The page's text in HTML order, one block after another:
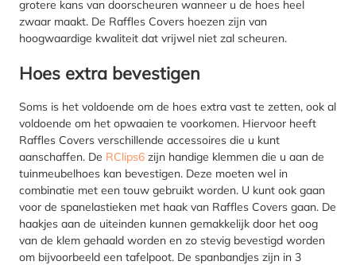
grotere kans van doorscheuren wanneer u de hoes heel
zwaar maakt. De Raffles Covers hoezen zijn van
hoogwaardige kwaliteit dat vrijwel niet zal scheuren.
Hoes extra bevestigen
Soms is het voldoende om de hoes extra vast te zetten, ook al
voldoende om het opwaaien te voorkomen. Hiervoor heeft
Raffles Covers verschillende accessoires die u kunt
aanschaffen. De RClips6 zijn handige klemmen die u aan de
tuinmeubelhoes kan bevestigen. Deze moeten wel in
combinatie met een touw gebruikt worden. U kunt ook gaan
voor de spanelastieken met haak van Raffles Covers gaan. De
haakjes aan de uiteinden kunnen gemakkelijk door het oog
van de klem gehaald worden en zo stevig bevestigd worden
om bijvoorbeeld een tafelpoot. De spanbandjes zijn in 3